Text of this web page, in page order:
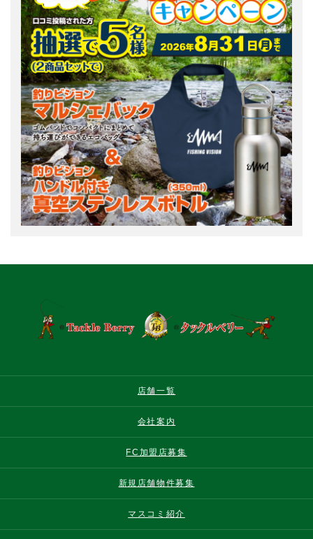
店舗一覧
会社案内
FC加盟店募集
新規店舗物件募集
マスコミ紹介